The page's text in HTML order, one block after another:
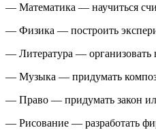
— Математика — научиться
— Физика — построить
— Литература — организовать
— Музыка — придумать
— Право — придумать закон
— Рисование — разработать